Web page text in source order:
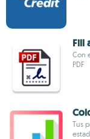
Fill
Con
PDF
Tus